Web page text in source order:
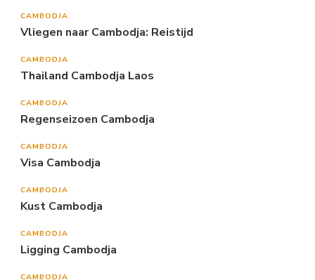
CAMBODJA
Vliegen naar Cambodja: Reistijd
CAMBODJA
Thailand Cambodja Laos
CAMBODJA
Regenseizoen Cambodja
CAMBODJA
Visa Cambodja
CAMBODJA
Kust Cambodja
CAMBODJA
Ligging Cambodja
CAMBODJA